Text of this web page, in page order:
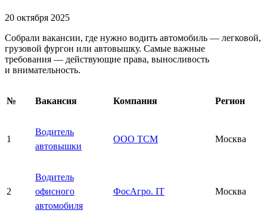
20 октября 2025
Собрали вакансии, где нужно водить автомобиль — легковой,
грузовой фургон или автовышку. Самые важные
требования — действующие права, выносливость
и внимательность.
№ Вакансия Компания Регион
1
Водитель
автовышки
ООО ТСМ Москва
2
Водитель
офисного
автомобиля
ФосАгро. IT Москва